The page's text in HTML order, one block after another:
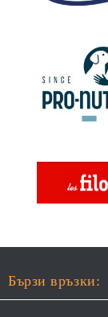
Бързи връзки: